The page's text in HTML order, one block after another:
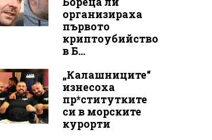
организираха
първото
криптоубийство
в Б...
„Калашниците“
изнесоха
пр*ститутките
си в морските
курорти